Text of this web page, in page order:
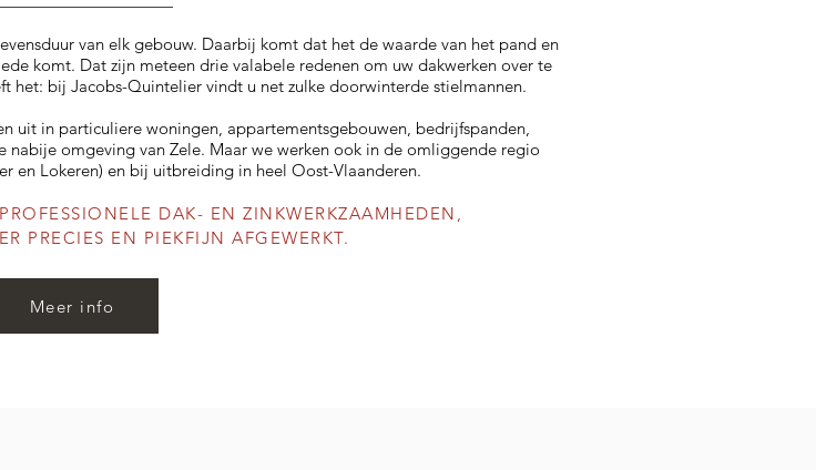
van elk gebouw. Daarbij komt dat het de waarde van het pand en
komt. Dat zijn meteen drie valabele redenen om uw dakwerken over te
het: bij Jacobs-Quintelier vindt u net zulke doorwinterde stielmannen.
uit in particuliere woningen, appartementsgebouwen, bedrijfspanden,
nabije omgeving van Zele. Maar we werken ook in de omliggende regio
en Lokeren) en bij uitbreiding in heel Oost-Vlaanderen.
DAK- EN ZINKWERKZAAMHEDEN,
PRECIES EN PIEKFIJN AFGEWERKT.
Meer info